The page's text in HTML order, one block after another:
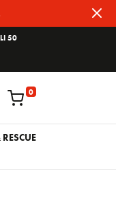
50
/ REKISTERÖIDY
0